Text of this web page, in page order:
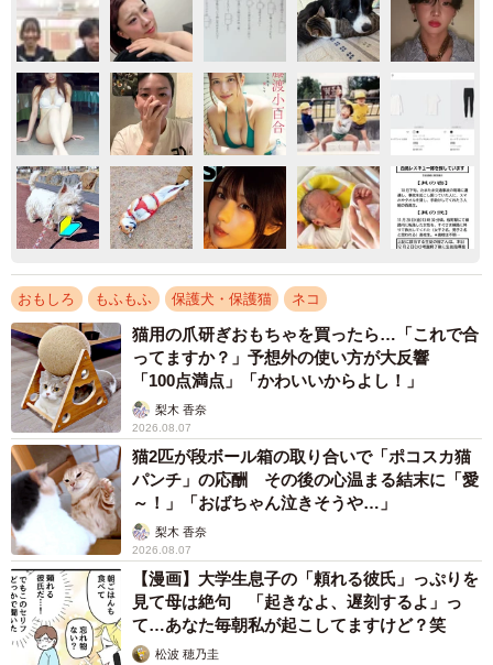
おもしろ もふもふ 保護犬・保護猫 ネコ
猫用の爪研ぎおもちゃを買ったら…「これで合
ってますか？」予想外の使い方が大反響
「100点満点」「かわいいからよし！」
梨木 香奈
2026.08.07
猫2匹が段ボール箱の取り合いで「ポコスカ猫
パンチ」の応酬 その後の心温まる結末に「愛
～！」「おばちゃん泣きそうや…」
梨木 香奈
2026.08.07
【漫画】大学生息子の「頼れる彼氏」っぷりを
見て母は絶句 「起きなよ、遅刻するよ」っ
て…あなた毎朝私が起こしてますけど？笑
松波 穂乃圭